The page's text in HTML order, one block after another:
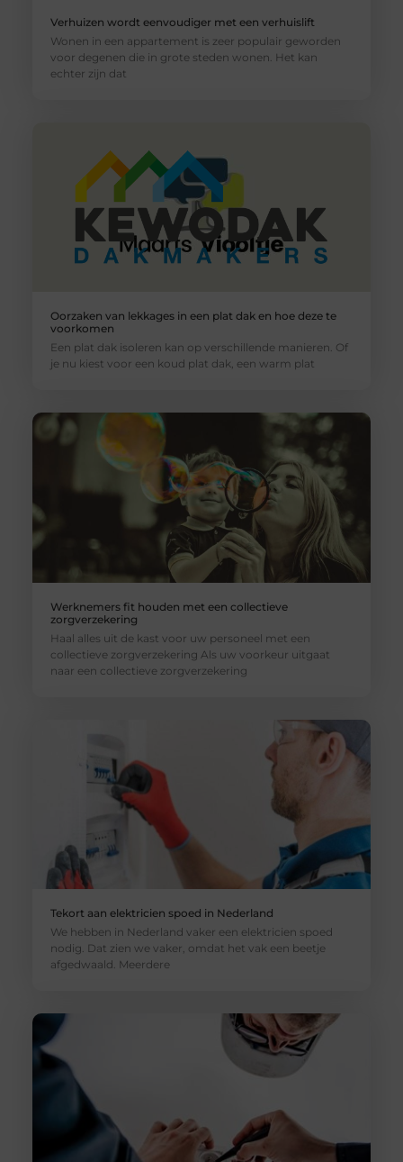
Verhuizen wordt eenvoudiger met een verhuislift
Wonen in een appartement is zeer populair geworden
voor degenen die in grote steden wonen. Het kan
echter zijn dat
Oorzaken van lekkages in een plat dak en hoe deze te
voorkomen
Een plat dak isoleren kan op verschillende manieren. Of
je nu kiest voor een koud plat dak, een warm plat
Werknemers fit houden met een collectieve
zorgverzekering
Haal alles uit de kast voor uw personeel met een
collectieve zorgverzekering Als uw voorkeur uitgaat
naar een collectieve zorgverzekering
Tekort aan elektricien spoed in Nederland
We hebben in Nederland vaker een elektricien spoed
nodig. Dat zien we vaker, omdat het vak een beetje
afgedwaald. Meerdere